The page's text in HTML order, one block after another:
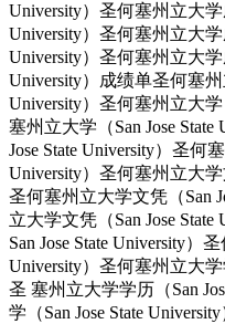
University）圣何塞州立大学
University）圣何塞州立大学
University）圣何塞州立大学
University）成绩单圣何塞州
University）圣何塞州立大学
塞州立大学（San Jose
Jose State University）圣何
University）圣何塞州立大学
圣何塞州立大学文凭（San
立大学文凭（San Jose
San Jose State University）
University）圣何塞州立大学
圣 塞州立大学学历（San
学（San Jose State